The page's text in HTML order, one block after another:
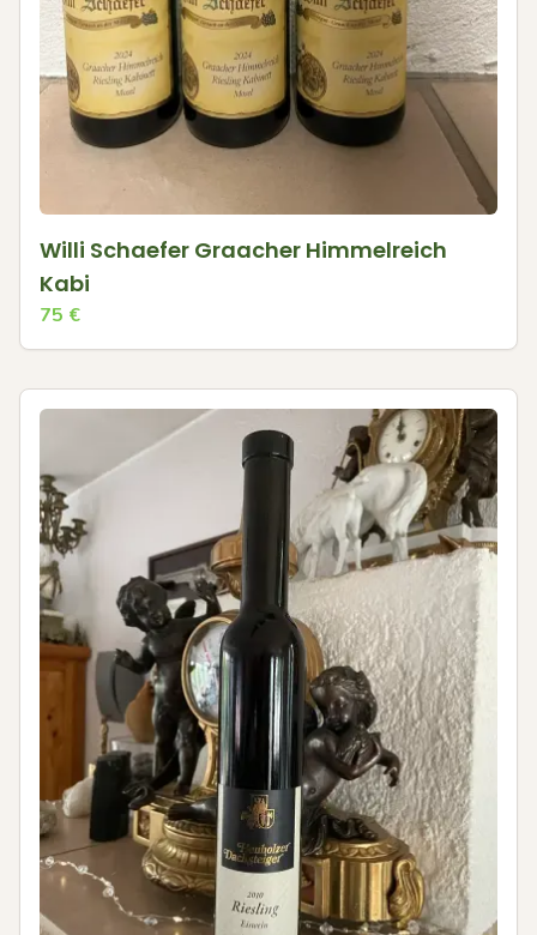
Willi Schaefer Graacher Himmelreich
Kabi
75 €